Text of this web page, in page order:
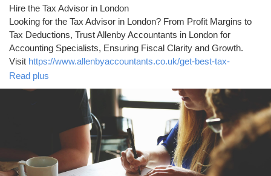
Forums
Film
Développeurs
Récompenses
Hire the Tax Advisor in London
Looking for the Tax Advisor in London? From Profit Margins to
Tax Deductions, Trust Allenby Accountants in London for
Accounting Specialists, Ensuring Fiscal Clarity and Growth.
Visit https://www.allenbyaccountants.co.uk/get-best-tax-
incentives-hiring-tax-advisor-london/
Read plus